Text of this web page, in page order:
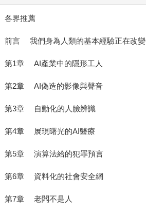
各界推薦
前言 我們身為人類的基本經驗正在改變
第1章 AI產業中的隱形工人
第2章 AI偽造的影像與聲音
第3章 自動化的人臉辨識
第4章 展現曙光的AI醫療
第5章 演算法給的犯罪預言
第6章 資料化的社會安全網
第7章 老闆不是人